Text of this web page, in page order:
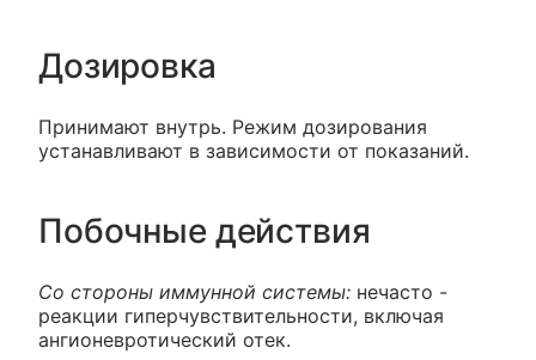
Дозировка
Принимают внутрь. Режим дозирования
устанавливают в зависимости от показаний.
Побочные действия
Со стороны иммунной системы: нечасто -
реакции гиперчувствительности, включая
ангионевротический отек.